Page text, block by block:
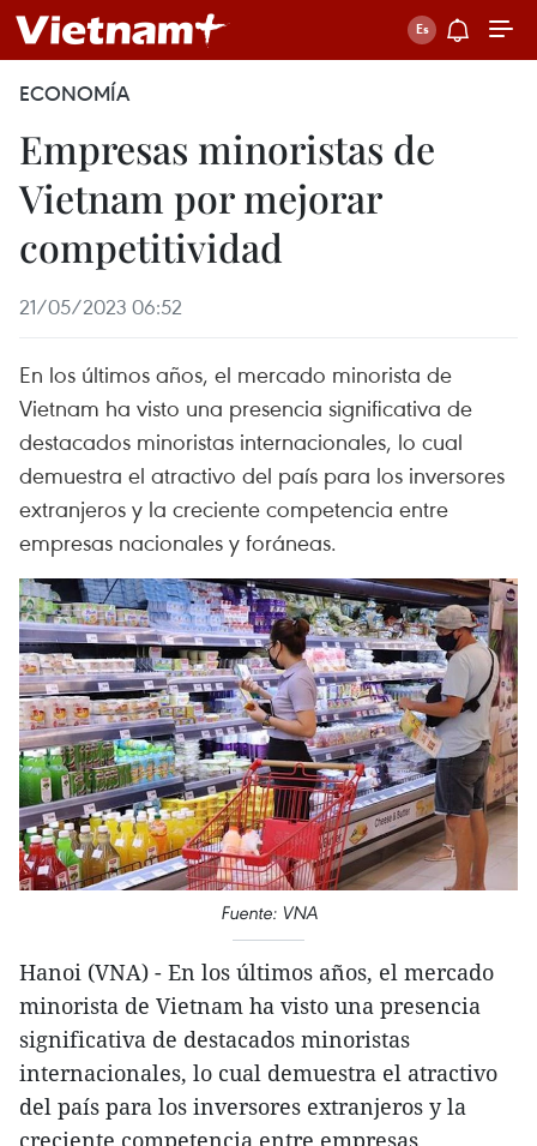
ECONOMÍA
Empresas minoristas de
Vietnam por mejorar
competitividad
21/05/2023 06:52
En los últimos años, el mercado minorista de
Vietnam ha visto una presencia significativa de
destacados minoristas internacionales, lo cual
demuestra el atractivo del país para los inversores
extranjeros y la creciente competencia entre
empresas nacionales y foráneas.
Fuente: VNA
Hanoi (VNA) - En los últimos años, el mercado
minorista de Vietnam ha visto una presencia
significativa de destacados minoristas
internacionales, lo cual demuestra el atractivo
del país para los inversores extranjeros y la
creciente competencia entre empresas